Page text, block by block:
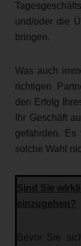
und/oder die
bringen.
Was auch
richtigen
den Erfolg
Ihr Geschäft
gefährden.
solche Wahl
Sind Sie
einzugehen?
Bevor Sie